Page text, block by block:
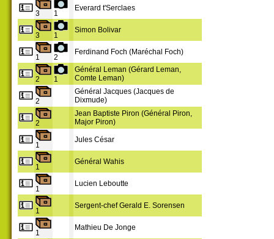
3 1
Everard t'Serclaes
3 1
Simon Bolivar
1 2
Ferdinand Foch (Maréchal Foch)
2 1
Général Leman (Gérard Leman,
Comte Leman)
2
Général Jacques (Jacques de
Dixmude)
2
Jean Baptiste Piron (Général Piron,
Major Piron)
1
Jules César
1
Général Wahis
1
Lucien Leboutte
1
Sergent-chef Gerald E. Sorensen
1
Mathieu De Jonge